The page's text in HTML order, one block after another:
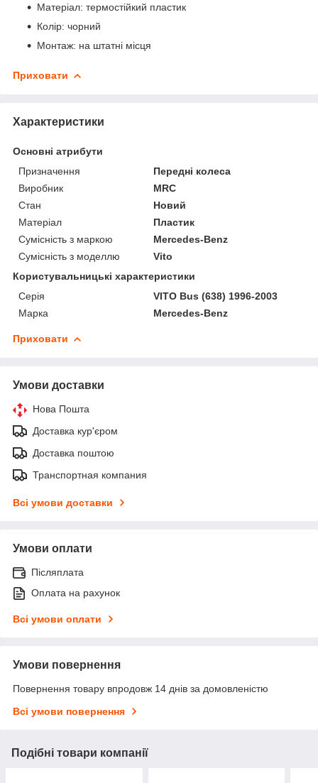
Матеріал: термостійкий пластик
Колір: чорний
Монтаж: на штатні місця
Приховати
Характеристики
Основні атрибути
Призначення
Передні колеса
Виробник
MRC
Стан
Новий
Матеріал
Пластик
Сумісність з маркою
Mercedes-Benz
Сумісність з моделлю
Vito
Користувальницькі характеристики
Серія
VITO Bus (638) 1996-2003
Марка
Mercedes-Benz
Приховати
Умови доставки
Нова Пошта
Доставка кур'єром
Доставка поштою
Транспортная компания
Всі умови доставки
Умови оплати
Післяплата
Оплата на рахунок
Всі умови оплати
Умови повернення
Повернення товару впродовж 14 днів за домовленістю
Всі умови повернення
Подібні товари компанії